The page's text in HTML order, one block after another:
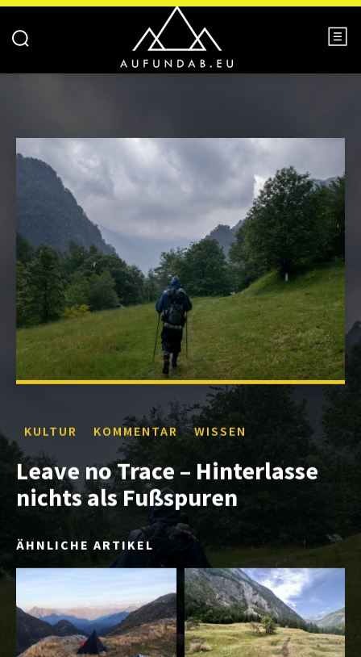
KULTUR KOMMENTAR WISSEN
Leave no Trace – Hinterlasse
nichts als Fußspuren
ÄHNLICHE ARTIKEL